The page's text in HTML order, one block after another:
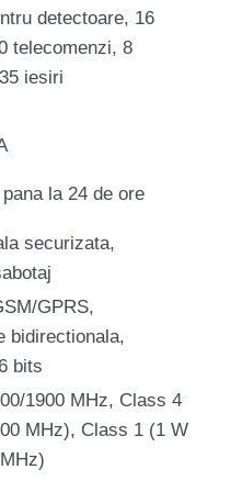
detectoare, 16
telecomenzi, 8
iesiri
la 24 de ore
securizata,
GPRS,
bidirectionala,
bits
1900 MHz, Class 4
MHz), Class 1 (1 W